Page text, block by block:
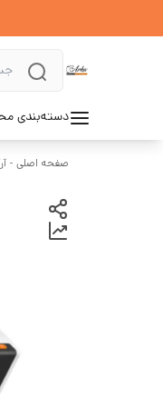
دسته‌بندی
صفحه اصلی -